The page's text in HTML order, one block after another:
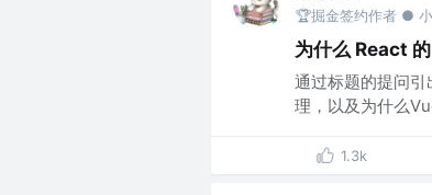
🏆掘金签约作者 ●
为什么 React
通过标题的提问
理，以及为什么
1.3k